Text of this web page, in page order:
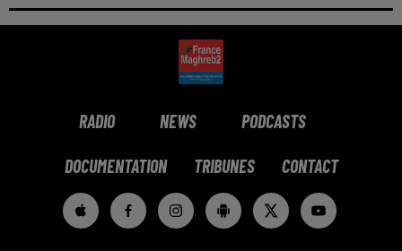
RADIO NEWS PODCASTS
DOCUMENTATION TRIBUNES CONTACT